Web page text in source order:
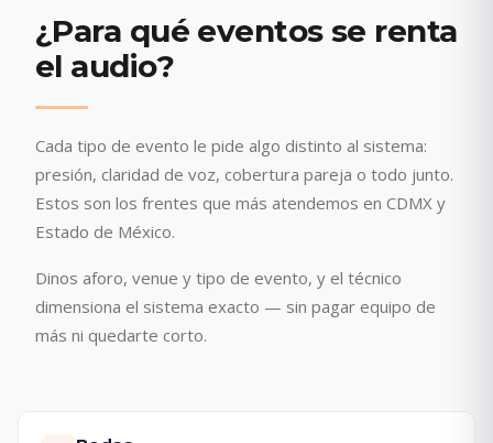
¿Para qué eventos se renta
el audio?
Cada tipo de evento le pide algo distinto al sistema:
presión, claridad de voz, cobertura pareja o todo junto.
Estos son los frentes que más atendemos en CDMX y
Estado de México.
Dinos aforo, venue y tipo de evento, y el técnico
dimensiona el sistema exacto — sin pagar equipo de
más ni quedarte corto.